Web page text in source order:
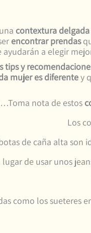
contextura delgada
encontrar prendas
a elegir
tips y
mujer es diferentey
nota de estos
Los
de caña alta son
lugar de usar unos
como los sueteres